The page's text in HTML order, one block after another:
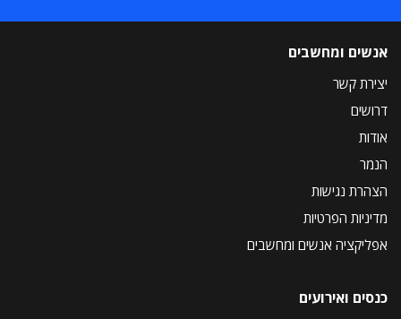
אנשים ומחשבים
יצירת קשר
דרושים
אודות
הנמר
הצהרת נגישות
מדיניות הפרטיות
אפליקציה אנשים ומחשבים
כנסים ואירועים